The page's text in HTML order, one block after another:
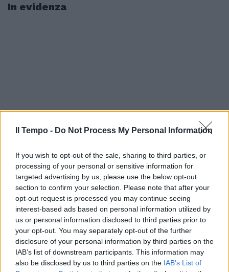
Il Tempo - Do Not Process My Personal Information
If you wish to opt-out of the sale, sharing to third parties, or
processing of your personal or sensitive information for
targeted advertising by us, please use the below opt-out
section to confirm your selection. Please note that after your
opt-out request is processed you may continue seeing
interest-based ads based on personal information utilized by
us or personal information disclosed to third parties prior to
your opt-out. You may separately opt-out of the further
disclosure of your personal information by third parties on the
IAB’s list of downstream participants. This information may
also be disclosed by us to third parties on the IAB’s List of
In evidenza